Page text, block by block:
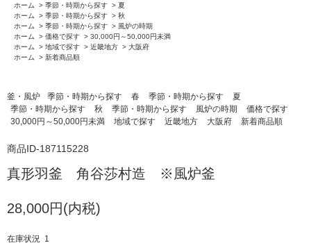
ホーム
> 季節・時期から探す > 夏
ホーム
> 季節・時期から探す > 秋
ホーム
> 季節・時期から探す > 風炉の時期
ホーム
> 価格で探す > 30,000円～50,000円未満
ホーム
> 地域で探す > 近畿地方 > 大阪府
ホーム
> 新着商品順
釜・風炉 季節・時期から探す 春 季節・時期から探す
夏
季節・時期から探す
秋 季節・時期から探す 風炉の時期
価格で探す
30,000円～50,000円未満
地域で探す 近畿地方 大阪府 新着商品順
商品ID-187115228
真形羽釜 角谷莎村造 ※風炉釜
28,000円(内税)
在庫状況 1